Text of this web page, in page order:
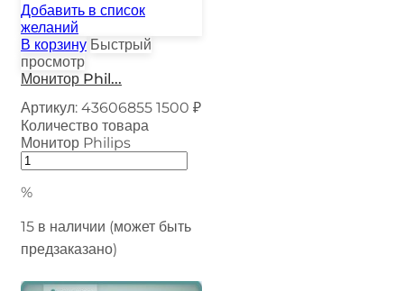
Добавить в список
желаний
В корзину Быстрый
просмотр
Монитор Phil...
Артикул: 43606855 1500 ₽
Количество товара
Монитор Philips
%
15 в наличии (может быть
предзаказано)